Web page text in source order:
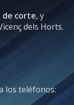
de corte, y
dels Horts.
los teléfonos: